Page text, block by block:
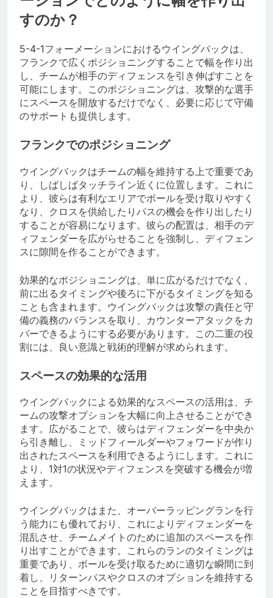
すのか？
5-4-1フォーメーションにおけるウイングバックは、
フランクで広くポジショニングすることで幅を作り出
し、チームが相手のディフェンスを引き伸ばすことを
可能にします。このポジショニングは、攻撃的な選手
にスペースを開放するだけでなく、必要に応じて守備
のサポートも提供します。
フランクでのポジショニング
ウイングバックはチームの幅を維持する上で重要であ
り、しばしばタッチライン近くに位置します。これに
より、彼らは有利なエリアでボールを受け取りやすく
なり、クロスを供給したりパスの機会を作り出したり
することが容易になります。彼らの配置は、相手のデ
ィフェンダーを広がらせることを強制し、ディフェン
スに隙間を作ることができます。
効果的なポジショニングは、単に広がるだけでなく、
前に出るタイミングや後ろに下がるタイミングを知る
ことも含まれます。ウイングバックは攻撃の責任と守
備の義務のバランスを取り、カウンターアタックをカ
バーできるようにする必要があります。この二重の役
割には、良い意識と戦術的理解が求められます。
スペースの効果的な活用
ウイングバックによる効果的なスペースの活用は、チ
ームの攻撃オプションを大幅に向上させることができ
ます。広がることで、彼らはディフェンダーを中央か
ら引き離し、ミッドフィールダーやフォワードが作り
出されたスペースを利用できるようにします。これに
より、1対1の状況やディフェンスを突破する機会が増
えます。
ウイングバックはまた、オーバーラッピングランを行
う能力にも優れており、これによりディフェンダーを
混乱させ、チームメイトのために追加のスペースを作
り出すことができます。これらのランのタイミングは
重要であり、ボールを受け取るために適切な瞬間に到
着し、リターンパスやクロスのオプションを維持する
ことを目指すべきです。